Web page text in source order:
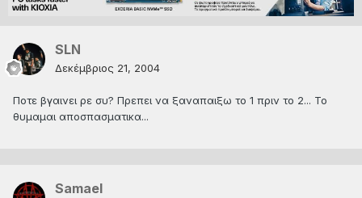
SLN
Δεκέμβριος 21, 2004
Ποτε βγαινει ρε συ? Πρεπει να ξαναπαιξω το 1 πριν το 2... Το
θυμαμαι αποσπασματικα...
Samael